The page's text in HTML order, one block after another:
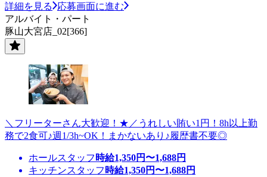
詳細を見る
応募画面に進む
アルバイト・パート
豚山大宮店_02[366]
＼フリーターさん大歓迎！★／うれしい賄い1円！8h以上勤
務で2食可♪週1/3h~OK！まかないあり♪履歴書不要◎
ホールスタッフ 時給1,350円〜1,688円
キッチンスタッフ 時給1,350円〜1,688円